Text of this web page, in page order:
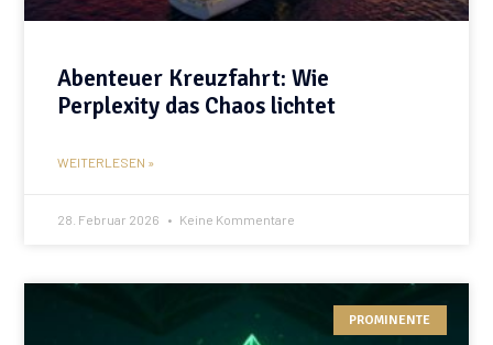
Abenteuer Kreuzfahrt: Wie
Perplexity das Chaos lichtet
WEITERLESEN »
28. Februar 2026 Keine Kommentare
PROMINENTE